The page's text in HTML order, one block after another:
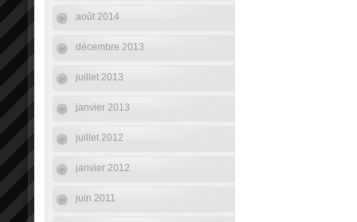
août 2014
décembre 2013
juillet 2013
janvier 2013
juillet 2012
janvier 2012
juin 2011